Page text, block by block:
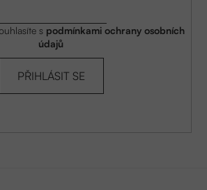
s podmínkami ochrany osobních
údajů
PŘIHLÁSIT SE